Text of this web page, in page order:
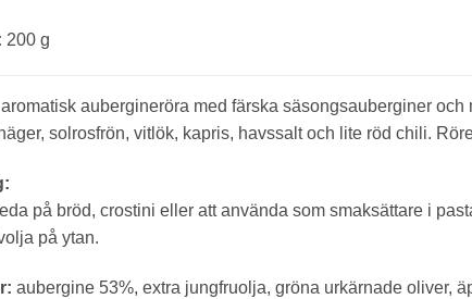
200 g
aubergineröra med färska säsongsauberginer
solrosfrön, vitlök, kapris, havssalt och lite röd chili.
på bröd, crostini eller att använda som smaksättare i
på ytan.
aubergine 53%, extra jungfruolja, gröna urkärnade oliver,